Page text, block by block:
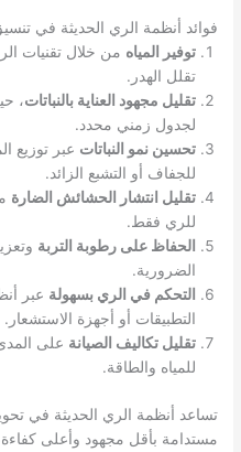
فوائد أنظمة الري الحديثة في
توفير المياه من خلال تقنيات
تقلل الهدر.
تقليل مجهود العناية بالنباتات،
لجدول زمني محدد.
تحسين نمو النباتات عبر توزيع
للجفاف أو التشبع الزائد.
تقليل انتشار الحشائش الضارة
للري فقط.
الحفاظ على رطوبة التربة
الضرورية.
التحكم في الري بسهولة عبر
التطبيقات أو أجهزة الاستشعار.
تقليل تكاليف الصيانة على
للمياه والطاقة.
تساعد أنظمة الري الحديثة في
مستدامة بأقل مجهود وأعلى